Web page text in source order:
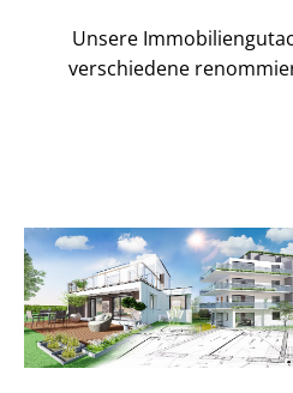
Unsere
verschiedene